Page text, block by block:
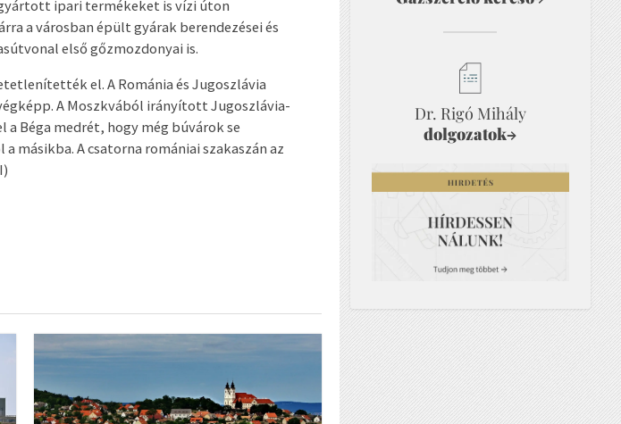
ipari termékeket is vízi úton
a városban épült gyárak berendezései és
első gőzmozdonyai is.
el. A Románia és Jugoszlávia
A Moszkvából irányított Jugoszlávia-
a Béga medrét, hogy még búvárok se
másikba. A csatorna romániai szakaszán az
Dr. Rigó Mihály
dolgozatok→